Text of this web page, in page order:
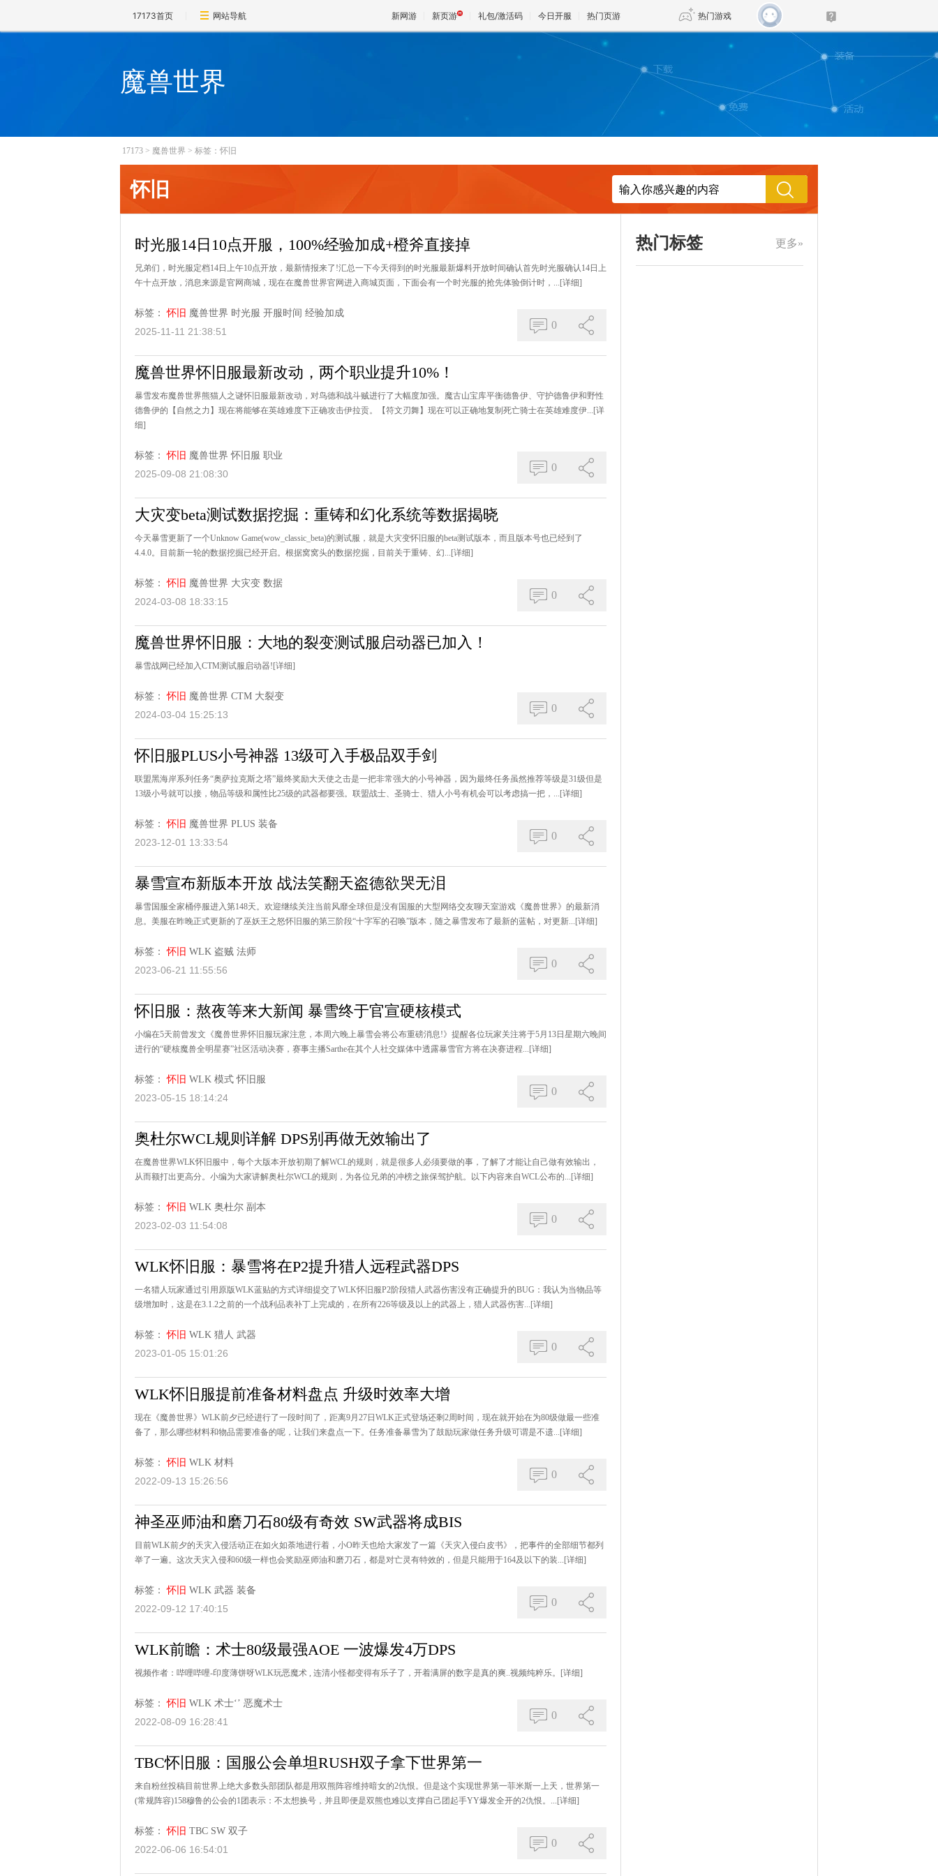
17173首页 网站导航 新网游 新页游 礼包/激活码 今日开服 热门页游 热门游戏
DNF 传奇4
天堂
王权与自由 诛仙世界 新仙侠5
魔兽世界
17173 > 魔兽世界 > 标签：怀旧
怀旧
时光服14日10点开服，100%经验加成+橙斧直接掉
兄弟们，时光服定档14日上午10点开放，最新情报来了!汇总一下今天得到的时光服最新爆料开放时间确认首先时光服确认14日上
午十点开放，消息来源是官网商城，现在在魔兽世界官网进入商城页面，下面会有一个时光服的抢先体验倒计时，... [详细]
标签： 怀旧 魔兽世界 时光服 开服时间 经验加成
2025-11-11 21:38:51
0
魔兽世界怀旧服最新改动，两个职业提升10%！
暴雪发布魔兽世界熊猫人之谜怀旧服最新改动，对鸟德和战斗贼进行了大幅度加强。魔古山宝库平衡德鲁伊、守护德鲁伊和野性
德鲁伊的【自然之力】现在将能够在英雄难度下正确攻击伊拉贡。【符文刃舞】现在可以正确地复制死亡骑士在英雄难度伊... [详
细]
标签： 怀旧 魔兽世界 怀旧服 职业
2025-09-08 21:08:30
0
大灾变beta测试数据挖掘：重铸和幻化系统等数据揭晓
今天暴雪更新了一个Unknow Game(wow_classic_beta)的测试服，就是大灾变怀旧服的beta测试版本，而且版本号也已经到了
4.4.0。目前新一轮的数据挖掘已经开启。根据窝窝头的数据挖掘，目前关于重铸、幻... [详细]
标签： 怀旧 魔兽世界 大灾变 数据
2024-03-08 18:33:15
0
魔兽世界怀旧服：大地的裂变测试服启动器已加入！
暴雪战网已经加入CTM测试服启动器! [详细]
标签： 怀旧 魔兽世界 CTM 大裂变
2024-03-04 15:25:13
0
怀旧服PLUS小号神器 13级可入手极品双手剑
联盟黑海岸系列任务“奥萨拉克斯之塔”最终奖励大天使之击是一把非常强大的小号神器，因为最终任务虽然推荐等级是31级但是
13级小号就可以接，物品等级和属性比25级的武器都要强。联盟战士、圣骑士、猎人小号有机会可以考虑搞一把，... [详细]
标签： 怀旧 魔兽世界 PLUS 装备
2023-12-01 13:33:54
0
暴雪宣布新版本开放 战法笑翻天盗德欲哭无泪
暴雪国服全家桶停服进入第148天。欢迎继续关注当前风靡全球但是没有国服的大型网络交友聊天室游戏《魔兽世界》的最新消
息。美服在昨晚正式更新的了巫妖王之怒怀旧服的第三阶段“十字军的召唤”版本，随之暴雪发布了最新的蓝帖，对更新... [详细]
标签： 怀旧 WLK 盗贼 法师
2023-06-21 11:55:56
0
怀旧服：熬夜等来大新闻 暴雪终于官宣硬核模式
小编在5天前曾发文《魔兽世界怀旧服玩家注意，本周六晚上暴雪会将公布重磅消息!》提醒各位玩家关注将于5月13日星期六晚间
进行的“硬核魔兽全明星赛”社区活动决赛，赛事主播Sarthe在其个人社交媒体中透露暴雪官方将在决赛进程... [详细]
标签： 怀旧 WLK 模式 怀旧服
2023-05-15 18:14:24
0
奥杜尔WCL规则详解 DPS别再做无效输出了
在魔兽世界WLK怀旧服中，每个大版本开放初期了解WCL的规则，就是很多人必须要做的事，了解了才能让自己做有效输出，
从而额打出更高分。小编为大家讲解奥杜尔WCL的规则，为各位兄弟的冲榜之旅保驾护航。以下内容来自WCL公布的... [详细]
标签： 怀旧 WLK 奥杜尔 副本
2023-02-03 11:54:08
0
WLK怀旧服：暴雪将在P2提升猎人远程武器DPS
一名猎人玩家通过引用原版WLK蓝贴的方式详细提交了WLK怀旧服P2阶段猎人武器伤害没有正确提升的BUG：我认为当物品等
级增加时，这是在3.1.2之前的一个战利品表补丁上完成的，在所有226等级及以上的武器上，猎人武器伤害... [详细]
标签： 怀旧 WLK 猎人 武器
2023-01-05 15:01:26
0
WLK怀旧服提前准备材料盘点 升级时效率大增
现在《魔兽世界》WLK前夕已经进行了一段时间了，距离9月27日WLK正式登场还剩2周时间，现在就开始在为80级做最一些准
备了，那么哪些材料和物品需要准备的呢，让我们来盘点一下。任务准备暴雪为了鼓励玩家做任务升级可谓是不遗... [详细]
标签： 怀旧 WLK 材料
2022-09-13 15:26:56
0
神圣巫师油和磨刀石80级有奇效 SW武器将成BIS
目前WLK前夕的天灾入侵活动正在如火如荼地进行着，小O昨天也给大家发了一篇《天灾入侵白皮书》，把事件的全部细节都列
举了一遍。这次天灾入侵和60级一样也会奖励巫师油和磨刀石，都是对亡灵有特效的，但是只能用于164及以下的装... [详细]
标签： 怀旧 WLK 武器 装备
2022-09-12 17:40:15
0
WLK前瞻：术士80级最强AOE 一波爆发4万DPS
视频作者：哔哩哔哩-印度薄饼呀WLK玩恶魔术 , 连清小怪都变得有乐子了，开着满屏的数字是真的爽..视频纯粹乐。 [详细]
标签： 怀旧 WLK 术士‘’ 恶魔术士
2022-08-09 16:28:41
0
TBC怀旧服：国服公会单坦RUSH双子拿下世界第一
来自粉丝投稿目前世界上绝大多数头部团队都是用双熊阵容维持暗女的2仇恨。但是这个实现世界第一菲米斯一上天，世界第一
(常规阵容)158穆鲁的公会的1团表示：不太想换号，并且即便是双熊也难以支撑自己团起手YY爆发全开的2仇恨。... [详细]
标签： 怀旧 TBC SW 双子
2022-06-06 16:54:01
0
更多»
热门标签